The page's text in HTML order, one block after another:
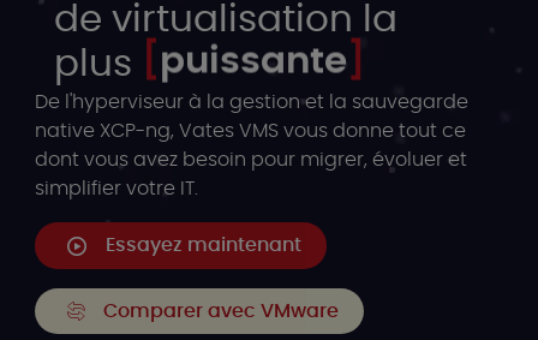
de virtualisation la
plus
polyvalente
De l'hyperviseur à la gestion et la sauvegarde
native XCP-ng, Vates VMS vous donne tout ce
dont vous avez besoin pour migrer, évoluer et
simplifier votre IT.
Essayez maintenant
Comparer avec VMware